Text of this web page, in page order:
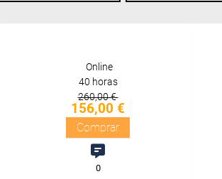
Online
40 horas
260,00 €
156,00 €
Comprar
0